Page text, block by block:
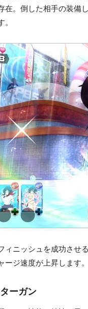
在。倒した相手の装備
。
ィニッシュを成功させ
ージ速度が上昇します。
ーガン